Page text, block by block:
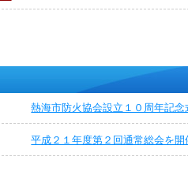
熱海市防火協会設立１０周年記
平成２１年度第２回通常総会を